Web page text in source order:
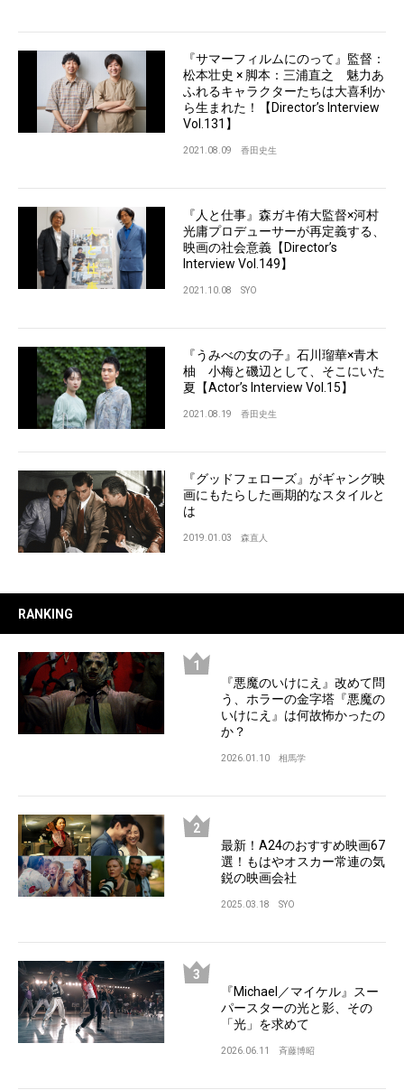
『サマーフィルムにのって』監督：
松本壮史 × 脚本：三浦直之 魅力あ
ふれるキャラクターたちは大喜利か
ら生まれた！【Director’s Interview
Vol.131】
2021.08.09 香田史生
『人と仕事』森ガキ侑大監督×河村
光庸プロデューサーが再定義する、
映画の社会意義【Director’s
Interview Vol.149】
2021.10.08 SYO
『うみべの女の子』石川瑠華×青木
柚 小梅と磯辺として、そこにいた
夏【Actor’s Interview Vol.15】
2021.08.19 香田史生
『グッドフェローズ』がギャング映
画にもたらした画期的なスタイルと
は
2019.01.03 森直人
RANKING
『悪魔のいけにえ』改めて問
う、ホラーの金字塔『悪魔の
いけにえ』は何故怖かったの
か？
2026.01.10 相馬学
最新！A24のおすすめ映画67
選！もはやオスカー常連の気
鋭の映画会社
2025.03.18 SYO
『Michael／マイケル』スー
パースターの光と影、その
「光」を求めて
2026.06.11 斉藤博昭